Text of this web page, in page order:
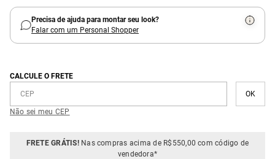
Precisa de ajuda para montar seu look?
Falar com um Personal Shopper
CALCULE O FRETE
Não sei meu CEP
FRETE GRÁTIS!Nas compras acima de R$550,00 com código de
vendedora*